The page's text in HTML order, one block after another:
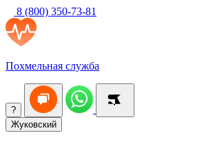
8 (800) 350-73-81
Похмельная служба
?
Жуковский